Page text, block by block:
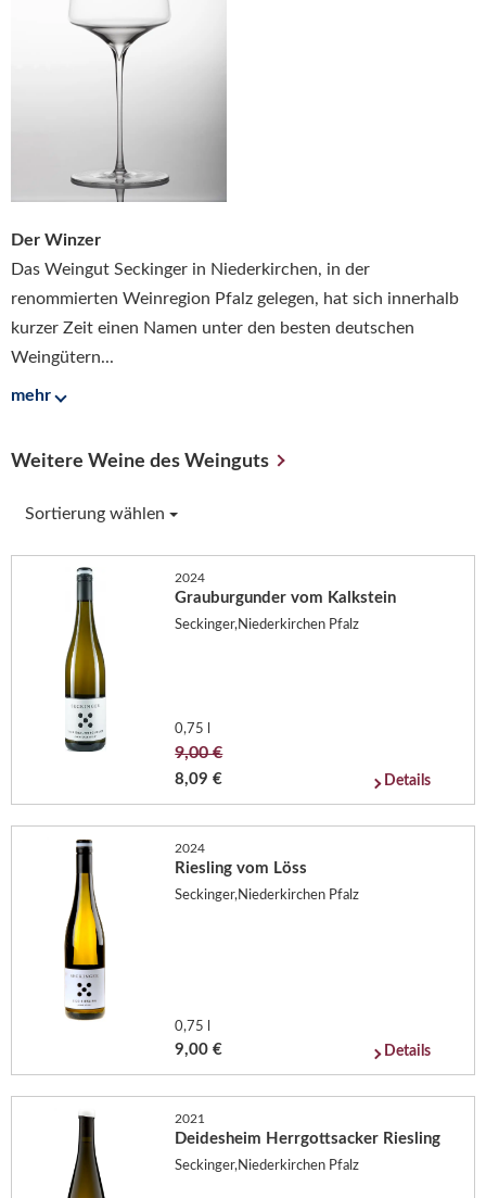
Der Winzer
Das Weingut Seckinger in Niederkirchen, in der
renommierten Weinregion Pfalz gelegen, hat sich innerhalb
kurzer Zeit einen Namen unter den besten deutschen
Weingütern...
mehr
Weitere Weine des Weinguts
Sortierung wählen
2024
Grauburgunder vom Kalkstein
Seckinger,Niederkirchen Pfalz
0,75 l
9,00 €
8,09 € Details
2024
Riesling vom Löss
Seckinger,Niederkirchen Pfalz
0,75 l
9,00 € Details
2021
Deidesheim Herrgottsacker Riesling
Seckinger,Niederkirchen Pfalz